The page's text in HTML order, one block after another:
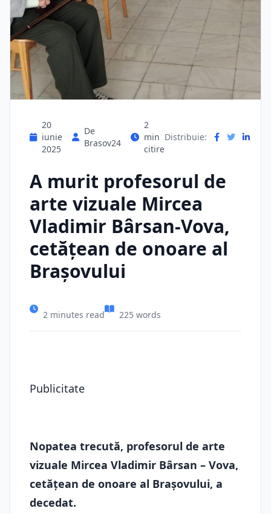
20
iunie
2025
De
Brasov24
2
min
citire
Distribuie:
A murit profesorul de
arte vizuale Mircea
Vladimir Bârsan-Vova,
cetățean de onoare al
Brașovului
2 minutes read 225 words
Publicitate
Nopatea trecută, profesorul de arte
vizuale Mircea Vladimir Bârsan – Vova,
cetățean de onoare al Brașovului, a
decedat.